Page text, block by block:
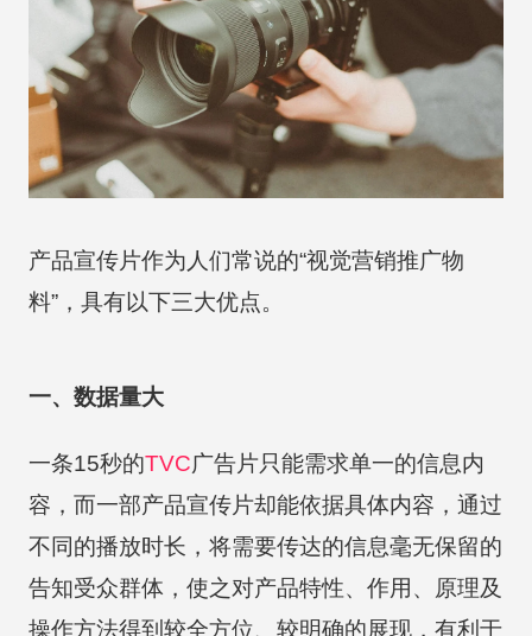
产品宣传片作为人们常说的“视觉营销推广物
料”，具有以下三大优点。
一、数据量大
一条15秒的TVC广告片只能需求单一的信息内
容，而一部产品宣传片却能依据具体内容，通过
不同的播放时长，将需要传达的信息毫无保留的
告知受众群体，使之对产品特性、作用、原理及
操作方法得到较全方位、较明确的展现，有利于